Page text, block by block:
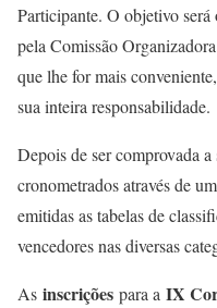
Participante. O objetivo será
pela Comissão
que lhe for mais
sua inteira responsabilidade.
Depois de ser comprovada
cronometrados através de
emitidas as tabelas de
vencedores nas diversas
As inscrições para a IX